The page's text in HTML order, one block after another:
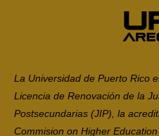
La Universidad de Puerto Rico
Licencia de Renovación de la
Postsecundarias (JIP), la
Commision on Higher